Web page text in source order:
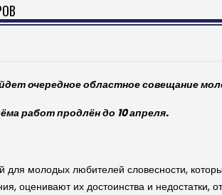
очередное областное совещание
работпродлён до 10 апреля.
для молодых любителей словесности,
оценивают их достоинства и недостатки,